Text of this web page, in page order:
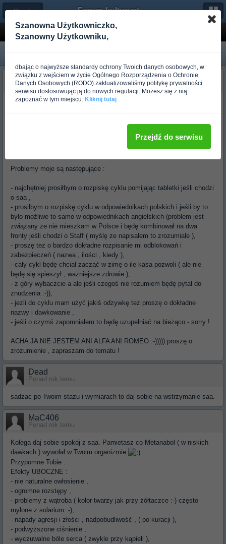
← Sterydy i Prohormony Forum-kulturystyka.pl
rozpiska cyklu !
tauyrus 26
Ponad rok temu
Witam wszystkich !
Potrzebuje dobrej rozpiski dla mnie , chodzi o zbudowanie dobrej
Problemy moje są następujące :
- najchętniej prosiłbym o rozpiskę cyklu pomijając tabletki jeśli chodzi
o saa ,
- prosiłbym o rozpiskę cyklu w odpowiednikach polskich i jeśli by to
było możliwe to samo w odpowiednikach angielskich (problem jest
związany ze nie mieszkam w Polsce i będę kombinował na dwa
fronty jeśli chodzi o Staff ( myślę ze napisałem to zrozumiale ),
- proszę tez o bardzo dokładne rozpisanie mi odblokowań i
zabezpieczeń ( nazwa , ilości , kiedy ),
- cały cykl będę chciał zacząć w zimę o ile kasa pozwoli ( ale nie
będę się spieszył , ważniejsze zdrowie ),
- z góry wybaczcie a ale jeśli czegoś nie rozumiem będę pytał do
znudzenia :-)),
- jezli do cyklu mam użyć jakiś odzywkę tez proszę o dokładne
nazwy i dawkowanie ,
- jeśli o czymś zapomniałem to będę uzupełniać na bieżąco - sorry !
ACHA JA NIE JESTEM ANI ALFA ANI ROMEO :-))))) proszę o
zrozumienie , zapraszam do tematu !
Dead
Ponad rok temu
sadzac po Twoim stazu i wymiarach to daj sobie na wstrzymanie saa.
MaC406
Ponad rok temu
Kolega daj sobie spokój z saa. Pamietasz co Metanabol ( w niskich
dawkach ) wywołał w Twoim organizmie
Przypomne Tobie :
Efekty UBOCZNE :
- nie naturalne owłosienie ,
- ogromne rozstępy ,
- problemy z wątroba ( kolor twarzy jak przy żółtaczce :-) często
mylone z solarium :-),
- napady agresji i złości , nadpobudliwość , ( po kuracji ),
- podwyższone ciśnienie ,
- wyczuwalne bóle serca ( zwykle przy kąpieli ),
Szanowna Użytkowniczko,
Szanowny Użytkowniku,
dbając o najwyższe standardy ochrony Twoich danych osobowych, w
związku z wejściem w życie Ogólnego Rozporządzenia o Ochronie
Danych Osobowych (RODO) zaktualizowaliśmy politykę prywatności
serwisu dostosowując ją do nowych regulacji. Możesz się z nią
zapoznać w tym miejscu: Kliknij tutaj
Przejdź do serwisu